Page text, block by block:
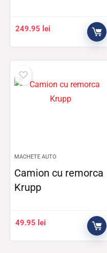
249.95 lei
MACHETE AUTO
Camion cu remorca
Krupp
49.95 lei